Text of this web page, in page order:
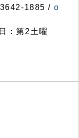
1885 / o
：第2土曜